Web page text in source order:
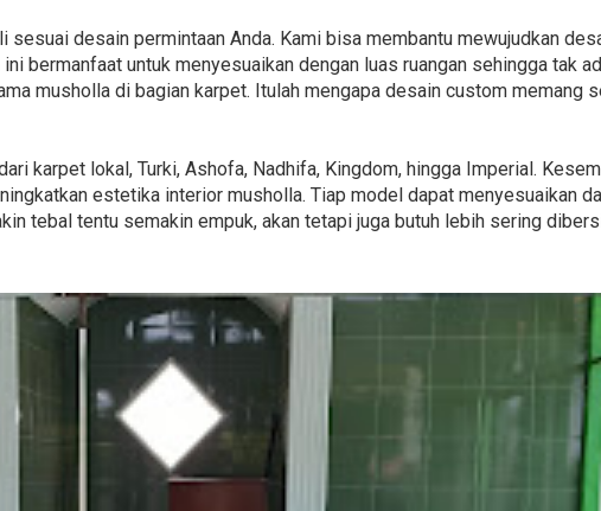
desain permintaan Anda. Kami bisa membantu mewujudkan
bermanfaat untuk menyesuaikan dengan luas ruangan sehingga tak
musholla di bagian karpet. Itulah mengapa desain custom memang
karpet lokal, Turki, Ashofa, Nadhifa, Kingdom, hingga Imperial.
estetika interior musholla. Tiap model dapat menyesuaikan
tebal tentu semakin empuk, akan tetapi juga butuh lebih sering